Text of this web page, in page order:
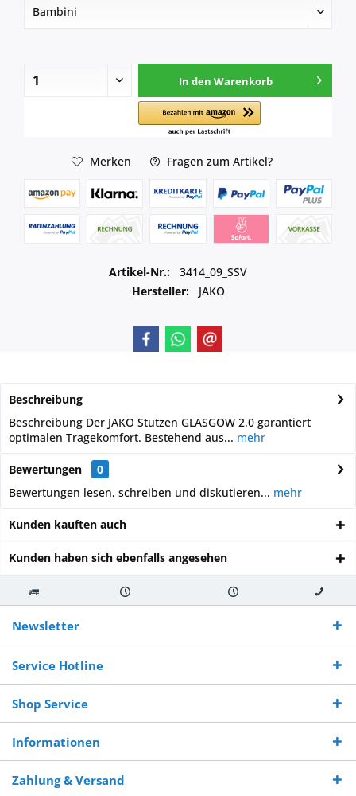
In den Warenkorb
Merken Fragen zum Artikel?
Artikel-Nr.:
3414_09_SSV
Hersteller:
JAKO
Beschreibung
Beschreibung Der JAKO Stutzen GLASGOW 2.0 garantiert
optimalen Tragekomfort. Bestehend aus... mehr
Bewertungen
0
Bewertungen lesen, schreiben und diskutieren... mehr
Kunden kauften auch
Kunden haben sich ebenfalls angesehen
Kostenloser
Versand ab €
250,-
Versand innerhalb von Versand von So erreichen
Sie uns 0160
970 511 90
Newsletter
Service Hotline
Shop Service
Informationen
Zahlung & Versand